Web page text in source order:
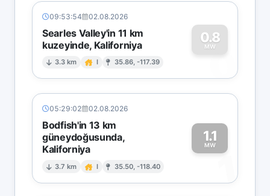
09:53:54 02.08.2026
Searles Valley'in 11 km
kuzeyinde, Kaliforniya
3.3 km I 35.86, -117.39
0.8
MW
0
05:29:02 02.08.2026
Bodfish'in 13 km
güneydoğusunda,
Kaliforniya
3.7 km I 35.50, -118.40
1.1
MW
1